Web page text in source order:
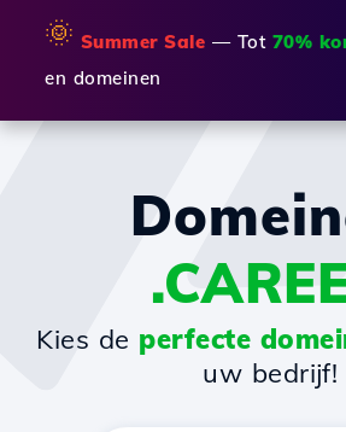
🌞 Summer Sale — Tot 70%
en domeinen
Kies de perfecte
uw bedrijf!